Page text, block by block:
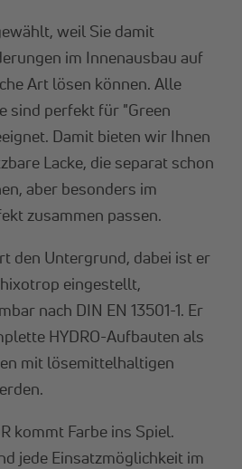
weil Sie damit
im Innenausbau auf
Art lösen können. Alle
sind perfekt für "Green
Damit bieten wir Ihnen
Lacke, die separat schon
aber besonders im
zusammen passen.
den Untergrund, dabei ist er
eingestellt,
nach DIN EN 13501-1. Er
HYDRO-Aufbauten als
mit lösemittelhaltigen
kommt Farbe ins Spiel.
jede Einsatzmöglichkeit im